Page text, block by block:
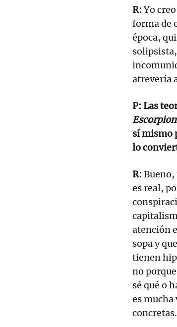
R:Yo
forma de
época,
atrevería
P: Las
sí mismo
lo
R: Bueno,
es real,
atención
sopa y
tienen
no
sé qué o
es
concretas.